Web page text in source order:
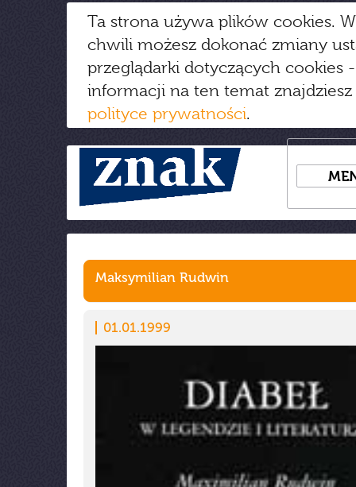
Ta strona używa plików cookies.
chwili możesz dokonać zmiany
przeglądarki dotyczących cookies
informacji na ten temat
polityce prywatności.
Maksymilian Rudwin
01.01.1999